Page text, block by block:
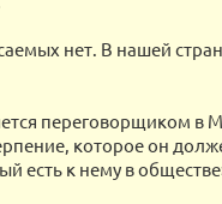
нет. В нашей
переговорщиком в
которое он
есть к нему в